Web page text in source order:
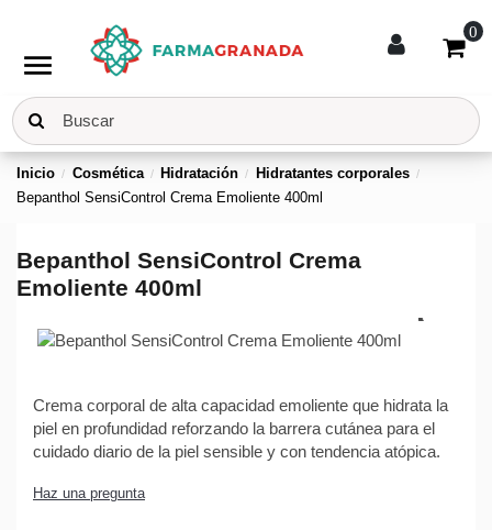
menu
0
Inicio Cosmética Hidratación
Hidratantes corporales
Bepanthol SensiControl Crema Emoliente 400ml
Bepanthol SensiControl Crema
Emoliente 400ml
Crema corporal de alta capacidad emoliente que hidrata la
piel en profundidad reforzando la barrera cutánea para el
cuidado diario de la piel sensible y con tendencia atópica.
Haz una pregunta